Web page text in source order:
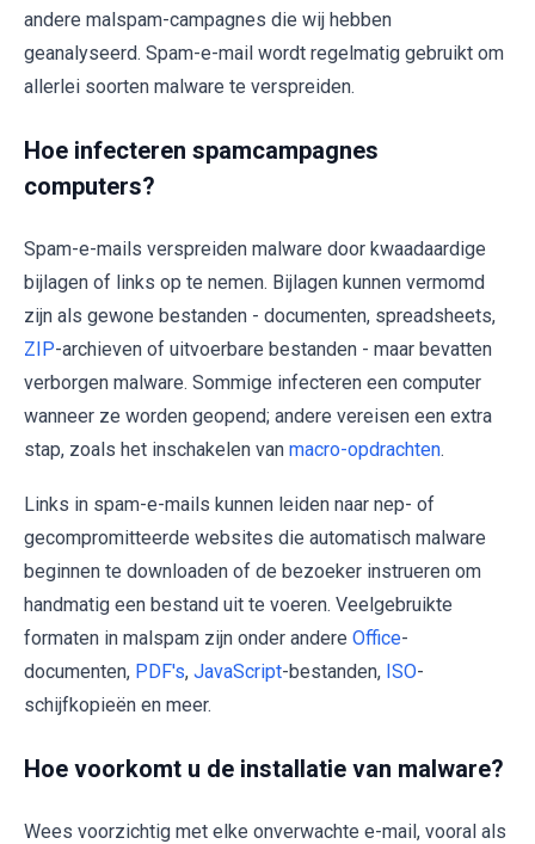
andere malspam-campagnes die wij hebben
geanalyseerd. Spam-e-mail wordt regelmatig gebruikt om
allerlei soorten malware te verspreiden.
Hoe infecteren spamcampagnes
computers?
Spam-e-mails verspreiden malware door kwaadaardige
bijlagen of links op te nemen. Bijlagen kunnen vermomd
zijn als gewone bestanden - documenten, spreadsheets,
ZIP-archieven of uitvoerbare bestanden - maar bevatten
verborgen malware. Sommige infecteren een computer
wanneer ze worden geopend; andere vereisen een extra
stap, zoals het inschakelen van macro-opdrachten.
Links in spam-e-mails kunnen leiden naar nep- of
gecompromitteerde websites die automatisch malware
beginnen te downloaden of de bezoeker instrueren om
handmatig een bestand uit te voeren. Veelgebruikte
formaten in malspam zijn onder andere Office-
documenten, PDF's, JavaScript-bestanden, ISO-
schijfkopieën en meer.
Hoe voorkomt u de installatie van malware?
Wees voorzichtig met elke onverwachte e-mail, vooral als